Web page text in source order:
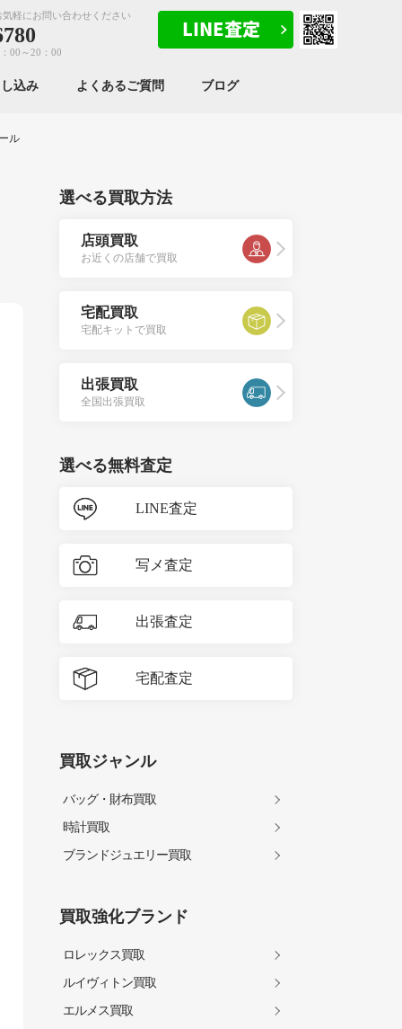
軽にお問い合わせください
00～20：00
込み よくあるご質問 ブログ
ル
選べる買取方法
店頭買取
お近くの店舗で買取
宅配買取
宅配キットで買取
出張買取
全国出張買取
選べる無料査定
LINE査定
写メ査定
出張査定
宅配査定
買取ジャンル
バッグ・財布買取
時計買取
ブランドジュエリー買取
買取強化ブランド
ロレックス買取
ルイヴィトン買取
エルメス買取